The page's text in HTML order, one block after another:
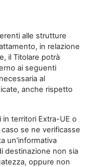
alle strutture
in relazione
il Titolare potrà
ai seguenti
al
anche rispetto
territori Extra-UE o
se ne verificasse
un'informativa
destinazione non sia
oppure non